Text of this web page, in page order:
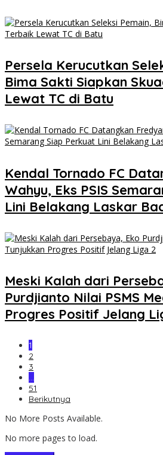
Persela Kerucutkan
Bima Sakti Siapkan
Lewat TC di Batu
Kendal Tornado FC
Wahyu, Eks PSIS
Lini Belakang Laskar
Meski Kalah dari
Purdjianto Nilai PSMS
Progres Positif Jelang
1
2
3
…
51
Berikutnya
No More Posts Available.
No more pages to load.